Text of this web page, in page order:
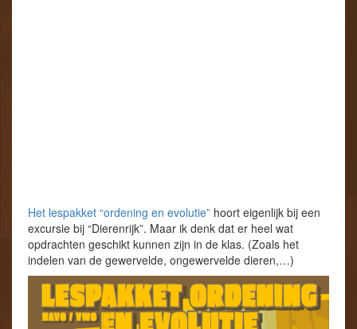
Het lespakket “ordening en evolutie” hoort eigenlijk bij een
excursie bij “Dierenrijk”. Maar ik denk dat er heel wat
opdrachten geschikt kunnen zijn in de klas. (Zoals het
indelen van de gewervelde, ongewervelde dieren,…)